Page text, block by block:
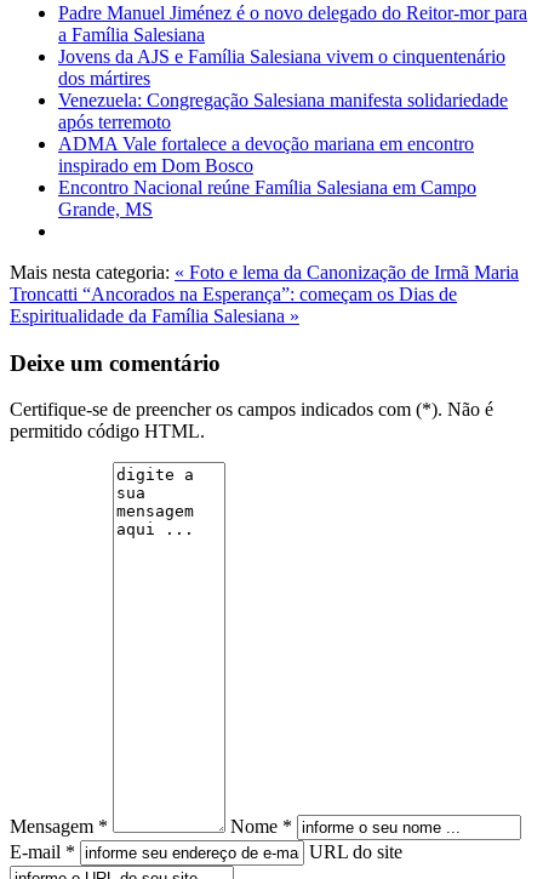
Padre Manuel Jiménez é o novo delegado do Reitor-mor para
a Família Salesiana
Jovens da AJS e Família Salesiana vivem o cinquentenário
dos mártires
Venezuela: Congregação Salesiana manifesta solidariedade
após terremoto
ADMA Vale fortalece a devoção mariana em encontro
inspirado em Dom Bosco
Encontro Nacional reúne Família Salesiana em Campo
Grande, MS
Mais nesta categoria: « Foto e lema da Canonização de Irmã Maria
Troncatti “Ancorados na Esperança”: começam os Dias de
Espiritualidade da Família Salesiana »
Deixe um comentário
Certifique-se de preencher os campos indicados com (*). Não é
permitido código HTML.
Mensagem *
Nome *
E-mail *
URL do site